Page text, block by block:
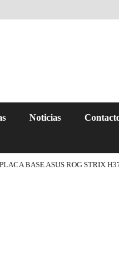
Noticias
BASE ASUS ROG STRIX